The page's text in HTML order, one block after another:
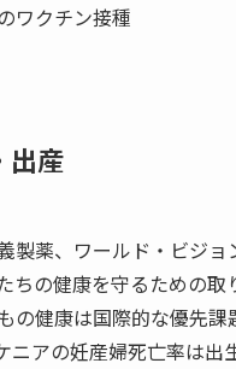
ワクチン接種
出産
製薬、ワールド・ビジ
の健康を守るための取
の健康は国際的な優先
ニアの妊産婦死亡率は